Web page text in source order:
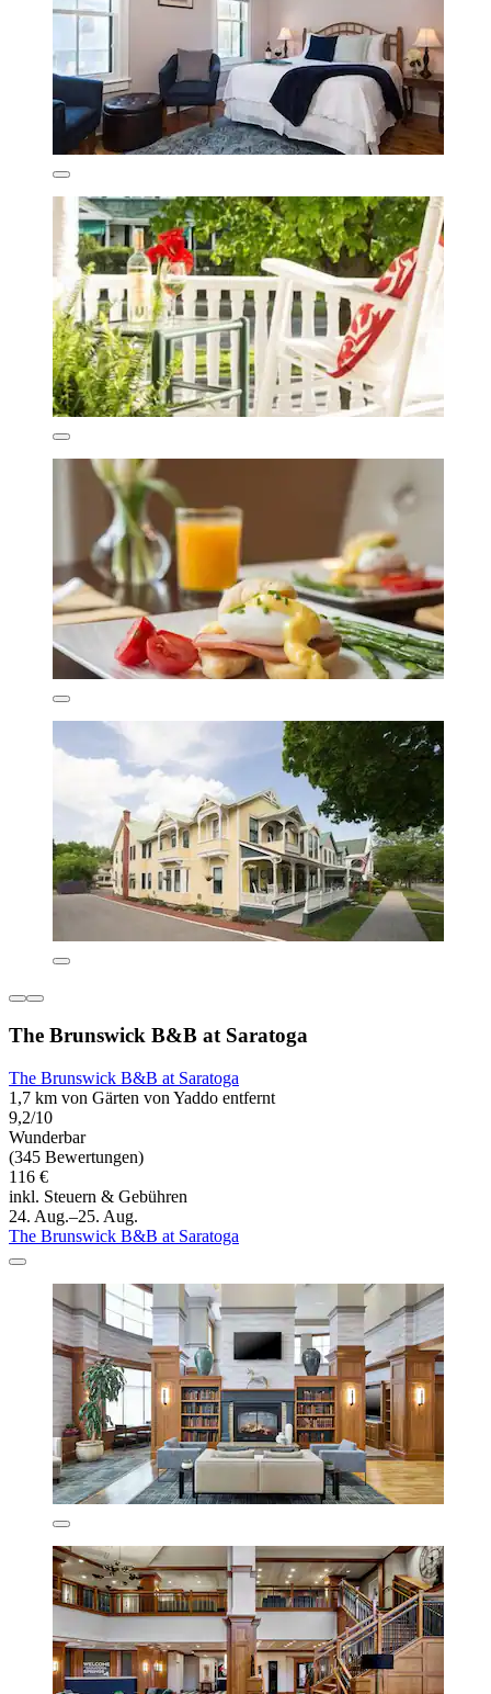
The Brunswick B&B at Saratoga
The Brunswick B&B at Saratoga
1,7 km von Gärten von Yaddo entfernt
9,2/10
Wunderbar
(345 Bewertungen)
116 €
inkl. Steuern & Gebühren
24. Aug.–25. Aug.
The Brunswick B&B at Saratoga